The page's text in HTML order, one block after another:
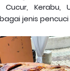
Kerabu,
jenis